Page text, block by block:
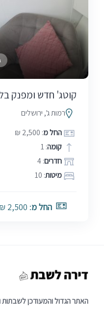
קוטג' חדש ומפנק
רמות ג', ירושלים
החל מ: 2,500 ₪
קומה: 1
חדרים: 4
מיטות: 10
החל מ: 2,500 ₪
האתר הגדול והמעודכן לשבתות